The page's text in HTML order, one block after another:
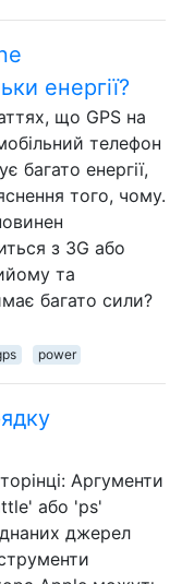
енергії?
що GPS на
телефон
багато енергії,
того, чому.
з 3G або
та
багато сили?
power
Аргументи
або 'ps'
джерел